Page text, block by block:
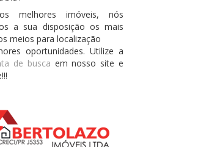
melhores imóveis, nós
a sua disposição os mais
meios para localização
oportunidades. Utilize a
de busca em nosso site e